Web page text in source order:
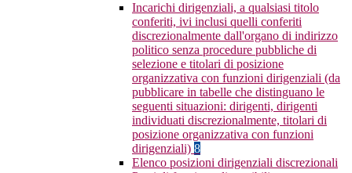
Incarichi dirigenziali, a qualsiasi titolo
conferiti, ivi inclusi quelli conferiti
discrezionalmente dall'organo di indirizzo
politico senza procedure pubbliche di
selezione e titolari di posizione
organizzativa con funzioni dirigenziali (da
pubblicare in tabelle che distinguano le
seguenti situazioni: dirigenti, dirigenti
individuati discrezionalmente, titolari di
posizione organizzativa con funzioni
dirigenziali) 8
Elenco posizioni dirigenziali discrezionali